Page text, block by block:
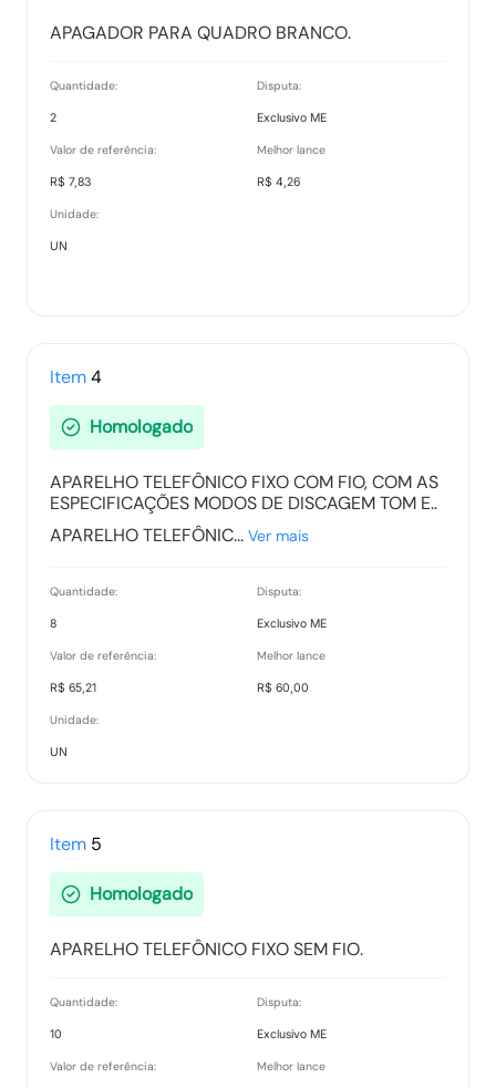
APAGADOR PARA QUADRO BRANCO.
Quantidade:
2
Disputa:
Exclusivo ME
Valor de referência:
R$ 7,83
Melhor lance
R$ 4,26
Unidade:
UN
Item4
Homologado
APARELHO TELEFÔNICO FIXO COM FIO, COM AS
ESPECIFICAÇÕES MODOS DE DISCAGEM TOM E..
APARELHO TELEFÔNIC... Ver mais
Quantidade:
8
Disputa:
Exclusivo ME
Valor de referência:
R$ 65,21
Melhor lance
R$ 60,00
Unidade:
UN
Item 5
Homologado
APARELHO TELEFÔNICO FIXO SEM FIO.
Quantidade:
10
Disputa:
Exclusivo ME
Valor de referência: Melhor lance